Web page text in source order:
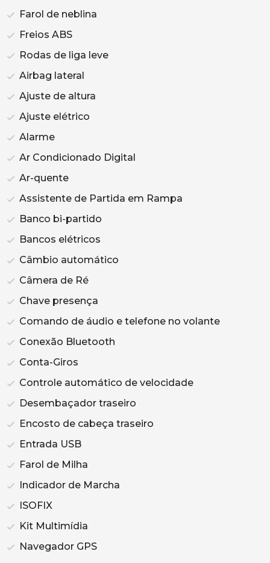
Farol de neblina
Freios ABS
Rodas de liga leve
Airbag lateral
Ajuste de altura
Ajuste elétrico
Alarme
Ar Condicionado Digital
Ar-quente
Assistente de Partida em Rampa
Banco bi-partido
Bancos elétricos
Câmbio automático
Câmera de Ré
Chave presença
Comando de áudio e telefone no volante
Conexão Bluetooth
Conta-Giros
Controle automático de velocidade
Desembaçador traseiro
Encosto de cabeça traseiro
Entrada USB
Farol de Milha
Indicador de Marcha
ISOFIX
Kit Multimídia
Navegador GPS